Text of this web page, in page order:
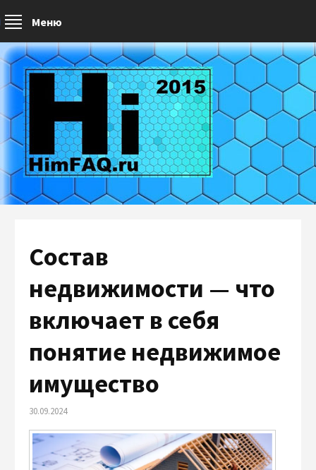
Меню
Состав
недвижимости — что
включает в себя
понятие недвижимое
имущество
30.09.2024